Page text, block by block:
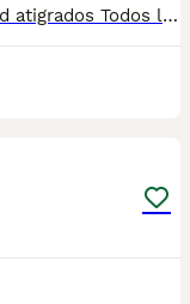
Espectaculares camada de Scotish Fold atigrados Todos los cachorritos se entregan con unos dos meses y medio de edad y sus vacunas correspondientes, desparasitados interna y externamente, con certificado de salud, y garantía tanto por enfermedad vírica como congénito genética. Posibilidad de entregar en toda España mediante transporte propio preparado para animales y con chofer privado. Los precios pueden variar según las características y morfología de cada cachorro. Añádenos al whats app o llámanos, y encantados atenderemos todas tus dudas y consultas. Teléfono / Whats app: 641 92 23 90